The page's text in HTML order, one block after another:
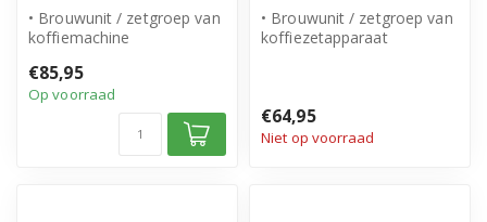
• Brouwunit / zetgroep van
koffiemachine
product
• A...
€85,95
Op voorraad
• Brouwunit / zetgroep van
koffiezetapparaat
€64,95
Niet op voorraad